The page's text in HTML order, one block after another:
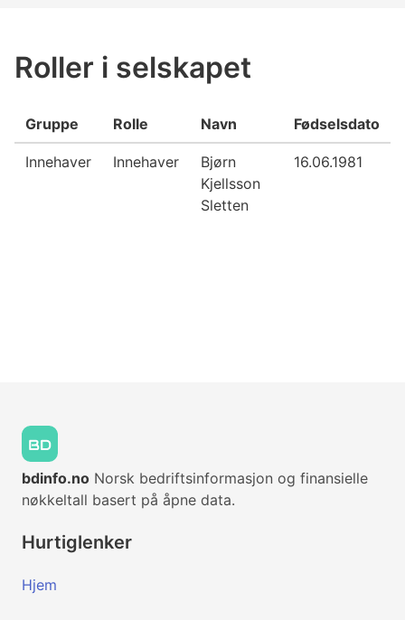
Roller i selskapet
Gruppe Rolle Navn Fødselsdato
Innehaver Innehaver
Bjørn
Kjellsson
Sletten
16.06.1981
bdinfo.no Norsk bedriftsinformasjon og finansielle
nøkkeltall basert på åpne data.
Hurtiglenker
Hjem